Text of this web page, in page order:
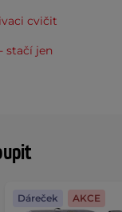
Dáreček AKCE
cvičit
stačí jen